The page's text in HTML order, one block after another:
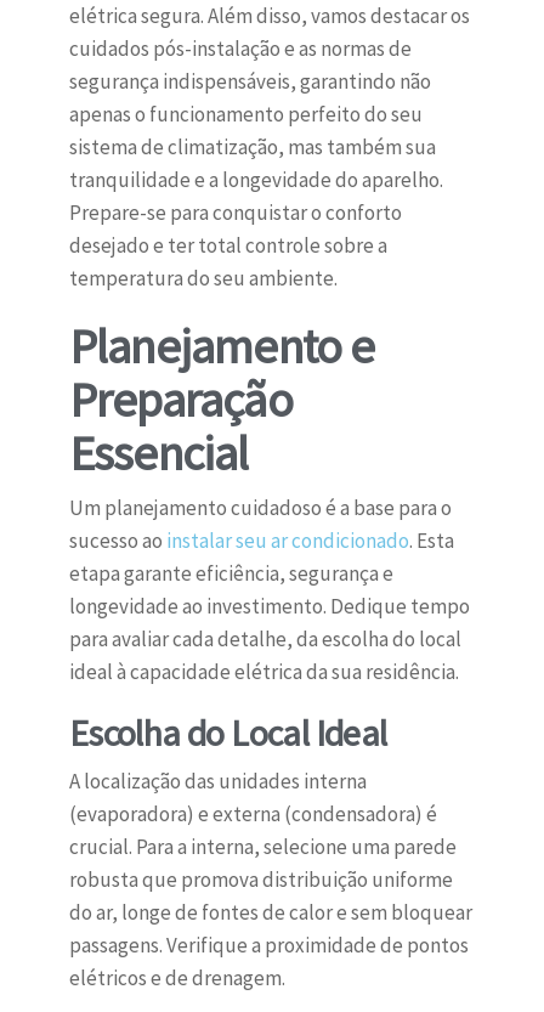
elétrica segura. Além disso, vamos destacar os
cuidados pós-instalação e as normas de
segurança indispensáveis, garantindo não
apenas o funcionamento perfeito do seu
sistema de climatização, mas também sua
tranquilidade e a longevidade do aparelho.
Prepare-se para conquistar o conforto
desejado e ter total controle sobre a
temperatura do seu ambiente.
Planejamento e
Preparação
Essencial
Um planejamento cuidadoso é a base para o
sucesso ao instalar seu ar condicionado. Esta
etapa garante eficiência, segurança e
longevidade ao investimento. Dedique tempo
para avaliar cada detalhe, da escolha do local
ideal à capacidade elétrica da sua residência.
Escolha do Local Ideal
A localização das unidades interna
(evaporadora) e externa (condensadora) é
crucial. Para a interna, selecione uma parede
robusta que promova distribuição uniforme
do ar, longe de fontes de calor e sem bloquear
passagens. Verifique a proximidade de pontos
elétricos e de drenagem.